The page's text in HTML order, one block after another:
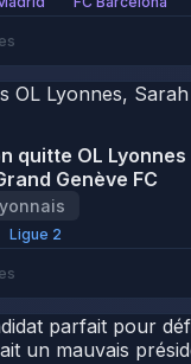
quitte OL
Genève FC
Ligue 2